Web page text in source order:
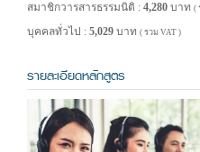
สมาชิกวารสารธรรมนิติ : 4,280 บาท (
บุคคลทั่วไป : 5,029 บาท ( รวม VAT )
รายละเอียดหลักสูตร